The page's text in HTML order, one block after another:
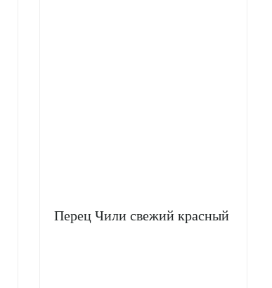
Перец Чили свежий красный